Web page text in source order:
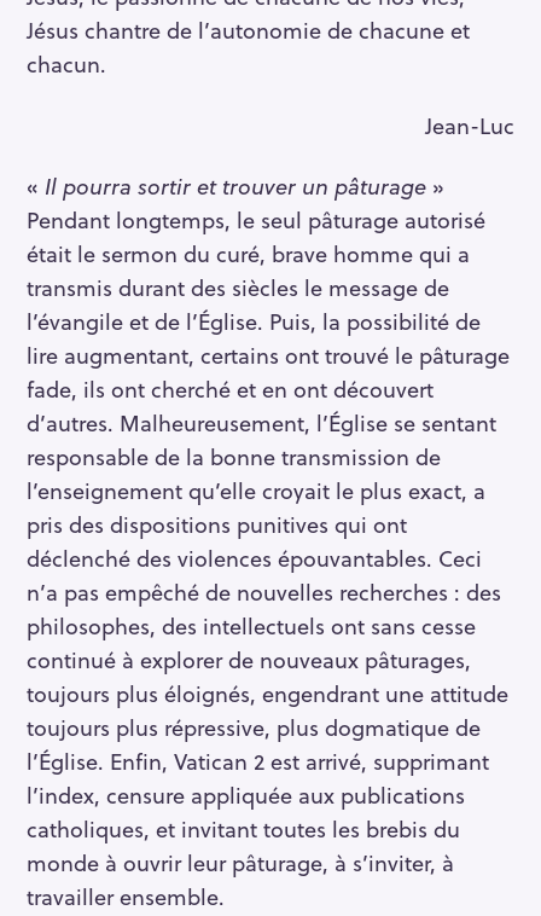
Jésus chantre de l’autonomie de chacune et
chacun.
Jean-Luc
« Il pourra sortir et trouver un pâturage »
Pendant longtemps, le seul pâturage autorisé
était le sermon du curé, brave homme qui a
transmis durant des siècles le message de
l’évangile et de l’Église. Puis, la possibilité de
lire augmentant, certains ont trouvé le pâturage
fade, ils ont cherché et en ont découvert
d’autres. Malheureusement, l’Église se sentant
responsable de la bonne transmission de
l’enseignement qu’elle croyait le plus exact, a
pris des dispositions punitives qui ont
déclenché des violences épouvantables. Ceci
n’a pas empêché de nouvelles recherches : des
philosophes, des intellectuels ont sans cesse
continué à explorer de nouveaux pâturages,
toujours plus éloignés, engendrant une attitude
toujours plus répressive, plus dogmatique de
l’Église. Enfin, Vatican 2 est arrivé, supprimant
l’index, censure appliquée aux publications
catholiques, et invitant toutes les brebis du
monde à ouvrir leur pâturage, à s’inviter, à
travailler ensemble.